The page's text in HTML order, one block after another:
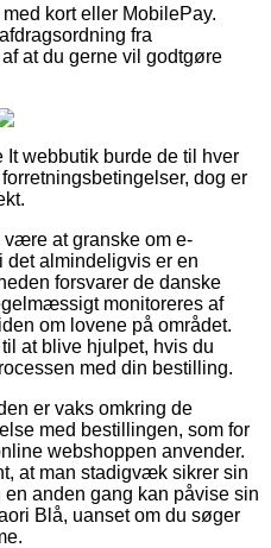
kort eller MobilePay.
fra
at du gerne vil godtgøre
It webbutik burde de til hver
dog er
være at granske om e-
det almindeligvis er en
forsvarer de danske
monitoreres af
om lovene på området.
at blive hjulpet, hvis du
med din bestilling.
er vaks omkring de
med bestillingen, som for
webshoppen anvender.
at man stadigvæk sikrer sin
anden gang kan påvise sin
Blå, uanset om du søger